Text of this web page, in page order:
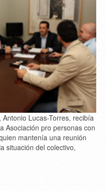
Lucas-Torres, recibía
Asociación pro personas con
mantenía una reunión
situación del colectivo,